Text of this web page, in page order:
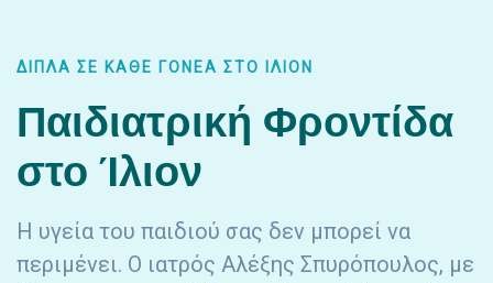
ΔΊΠΛΑ ΣΕ ΚΆΘΕ ΓΟΝΈΑ ΣΤΟ ΊΛΙΟΝ
Παιδιατρική Φροντίδα
στο Ίλιον
Η υγεία του παιδιού σας δεν μπορεί να
περιμένει. Ο ιατρός Αλέξης Σπυρόπουλος, με